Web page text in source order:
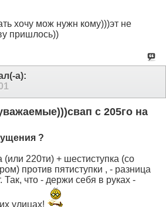
хочу мож нужн кому)))эт не
пришлось))
а):
с 205го на
?
(или 220ти) + шестиступка (со
против пятиступки , - разница
Так, что - держи себя в руках -
улицах!